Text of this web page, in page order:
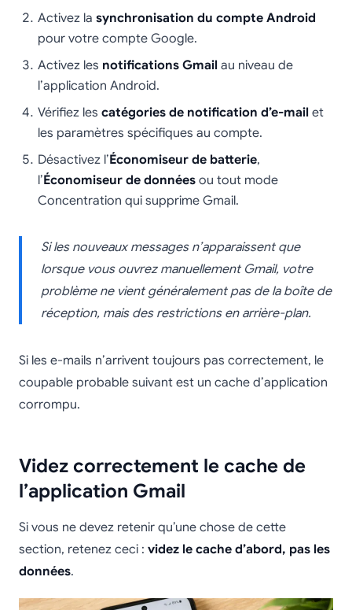
Activez la synchronisation du compte Android
pour votre compte Google.
Activez les notifications Gmail au niveau de
l’application Android.
Vérifiez les catégories de notification d’e-mail et
les paramètres spécifiques au compte.
Désactivez l’Économiseur de batterie,
l’Économiseur de données ou tout mode
Concentration qui supprime Gmail.
Si les nouveaux messages n’apparaissent que
lorsque vous ouvrez manuellement Gmail, votre
problème ne vient généralement pas de la boîte de
réception, mais des restrictions en arrière-plan.
Si les e-mails n’arrivent toujours pas correctement, le
coupable probable suivant est un cache d’application
corrompu.
Videz correctement le cache de
l’application Gmail
Si vous ne devez retenir qu’une chose de cette
section, retenez ceci : videz le cache d’abord, pas les
données.